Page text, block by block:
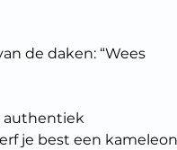
de daken: “Wees
authentiek
je best een